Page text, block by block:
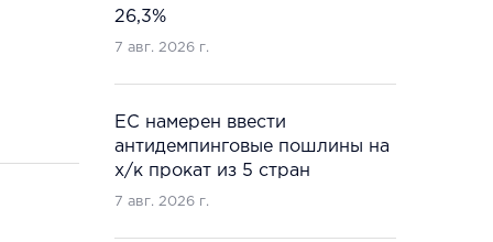
26,3%
7 авг. 2026 г.
ЕС намерен ввести
антидемпинговые пошлины на
х/к прокат из 5 стран
7 авг. 2026 г.